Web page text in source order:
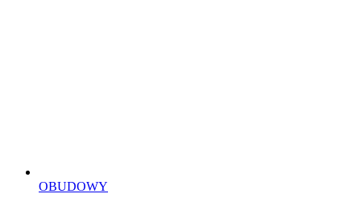
OBUDOWY